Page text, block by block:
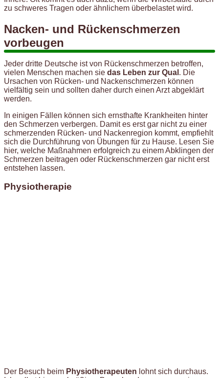
zu schweres Tragen oder ähnlichem überbelastet wird.
Nacken- und Rückenschmerzen
vorbeugen
Jeder dritte Deutsche ist von Rückenschmerzen betroffen,
vielen Menschen machen sie das Leben zur Qual . Die
Ursachen von Rücken- und Nackenschmerzen können
vielfältig sein und sollten daher durch einen Arzt abgeklärt
werden.
In einigen Fällen können sich ernsthafte Krankheiten hinter
den Schmerzen verbergen. Damit es erst gar nicht zu einer
schmerzenden Rücken- und Nackenregion kommt, empfiehlt
sich die Durchführung von Übungen für zu Hause. Lesen Sie
hier, welche Maßnahmen erfolgreich zu einem Abklingen der
Schmerzen beitragen oder Rückenschmerzen gar nicht erst
entstehen lassen.
Physiotherapie
Der Besuch beim Physiotherapeuten lohnt sich durchaus.